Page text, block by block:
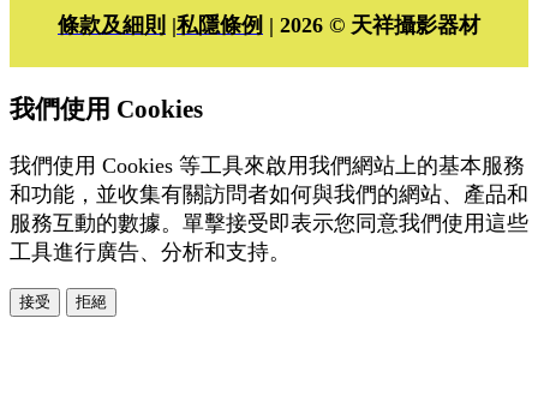
條款及細則 |私隱條例 | 2026 © 天祥攝影器材
我們使用 Cookies
我們使用 Cookies 等工具來啟用我們網站上的基本服務
和功能，並收集有關訪問者如何與我們的網站、產品和
服務互動的數據。單擊接受即表示您同意我們使用這些
工具進行廣告、分析和支持。
接受 拒絕